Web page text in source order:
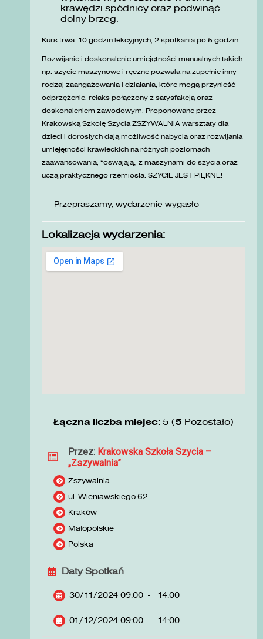
krawędzi spódnicy oraz podwinąć
dolny brzeg.
Kurs trwa 10 godzin lekcyjnych, 2 spotkania po 5 godzin.
Rozwijanie i doskonalenie umiejętności manualnych takich
np. szycie maszynowe i ręczne pozwala na zupełnie inny
rodzaj zaangażowania i działania, które mogą przynieść
odprzężenie, relaks połączony z satysfakcją oraz
doskonaleniem zawodowym. Proponowane przez
Krakowską Szkolę Szycia ZSZYWALNIA warsztaty dla
dzieci i dorosłych dają możliwość nabycia oraz rozwijania
umiejętności krawieckich na różnych poziomach
zaawansowania, „oswajają” z maszynami do szycia oraz
uczą praktycznego rzemiosła. SZYCIE JEST PIĘKNE!
Przepraszamy, wydarzenie wygasło
Lokalizacja wydarzenia:
Łączna liczba miejsc: 5 (5 Pozostało)
Przez: Krakowska Szkoła Szycia –
„Zszywalnia”
Zszywalnia
ul. Wieniawskiego 62
Kraków
Małopolskie
Polska
Daty Spotkań
30/11/2024 09:00 - 14:00
01/12/2024 09:00 - 14:00